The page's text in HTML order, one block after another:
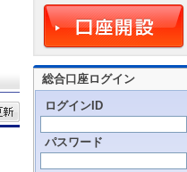
総合口座ログイン
ログインID
パスワード